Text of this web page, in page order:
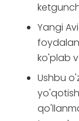
Yangi
ko'plab
Ushbu